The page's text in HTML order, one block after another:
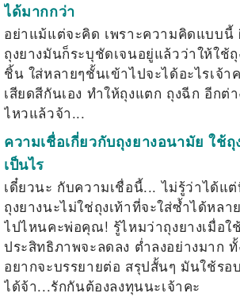
ได้มากกว่า
อย่าแม้แต่จะคิด เพราะความคิดแบบนี้
ถุงยางมันก็ระบุชัดเจนอยู่แล้วว่าให้ใช้
ชิ้น ใส่หลายๆชั้นเข้าไปจะได้อะไรเจ้า
เสียดสีกันเอง ทำให้ถุงแตก ถุงฉีก อีกต่
ไหวแล้วจ้า...
ความเชื่อเกี่ยวกับถุงยางอนามัยใช้ถุ
เป็นไร
เดี๋ยวนะ กับความเชื่อนี้... ไม่รู้ว่าได้แ
ถุงยางนะไม่ใช่ถุงเท้าที่จะใส่ซ้ำได้หลา
ไปไหนคะพ่อคุณ! รู้ไหมว่าถุงยางเมื่อใ
ประสิทธิภาพจะลดลง ต่ำลงอย่างมาก
อยากจะบรรยายต่อ สรุปสั้นๆ มันใช้รอ
ได้จ้า...รักกันต้องลงทุนนะเจ้าคะ